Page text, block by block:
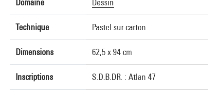
Domaine Dessin
Technique Pastel sur carton
Dimensions 62,5 x 94 cm
Inscriptions S.D.B.DR. : Atlan 47